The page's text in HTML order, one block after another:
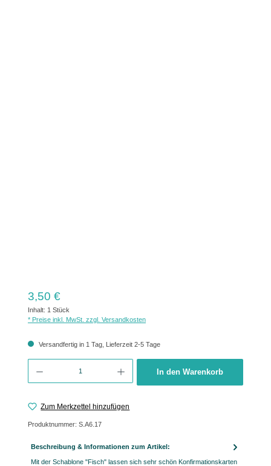
Regulärer Preis:
3,50 €
Inhalt: 1 Stück
* Preise inkl. MwSt. zzgl. Versandkosten
Versandfertig in 1 Tag, Lieferzeit 2-5 Tage
In den Warenkorb
Zum Merkzettel hinzufügen
Produktnummer: S.A6.17
Beschreibung & Informationen zum Artikel:
Mit der Schablone "Fisch" lassen sich sehr schön Konfirmationskarten